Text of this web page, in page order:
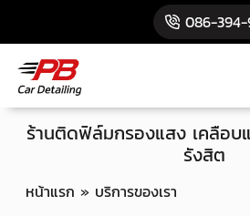
086-394-
หน้าแรก » บริการของเรา
ร้านติดฟิล์มกรองแสง เคลือบ
รังสิต